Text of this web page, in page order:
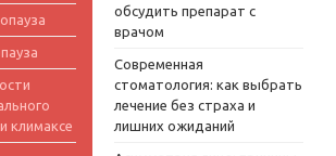
климаксе
обсудить препарат с
врачом
Современная
стоматология: как выбрать
лечение без страха и
лишних ожиданий